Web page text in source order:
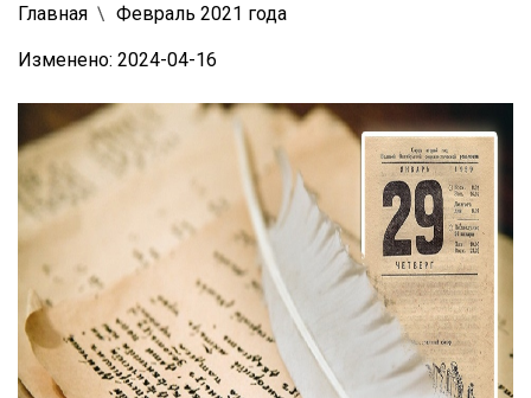
Главная Февраль 2021 года
Изменено: 2024-04-16